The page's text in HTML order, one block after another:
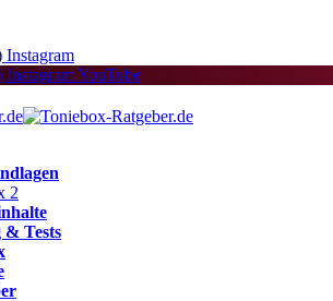
Instagram
InstagramYouTube
2
Tests